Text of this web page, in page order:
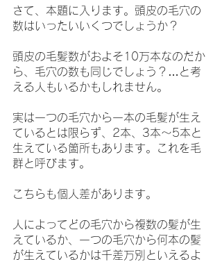
さて、本題に入ります。頭皮の毛穴の
数はいったいいくつでしょうか？
頭皮の毛髪数がおよそ10万本なのだか
ら、毛穴の数も同じでしょう？…と考
える人もいるかもしれません。
実は一つの毛穴から一本の毛髪が生え
ているとは限らず、2本、3本～5本と
生えている箇所もあります。これを毛
群と呼びます。
こちらも個人差があります。
人によってどの毛穴から複数の髪が生
えているか、一つの毛穴から何本の髪
が生えているかは千差万別といえるよ